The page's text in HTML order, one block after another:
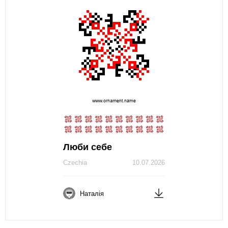
Люби себе
10.07.2026
Czechia
Наталія